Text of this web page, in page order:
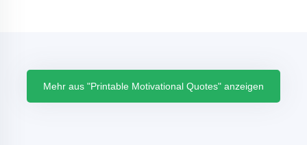
Mehr aus "Printable Motivational Quotes" anzeigen